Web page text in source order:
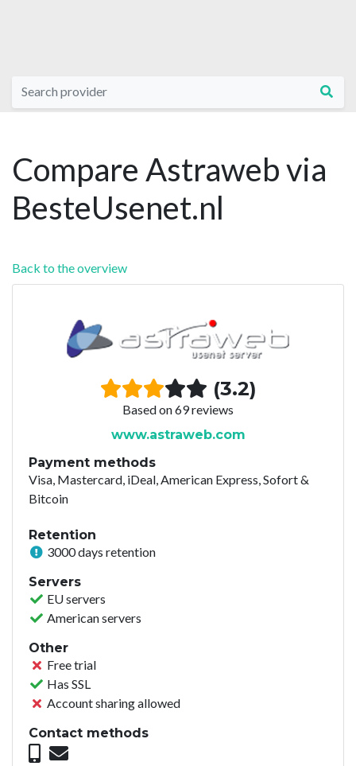
Compare Astraweb via
BesteUsenet.nl
Back to the overview
(3.2)
Based on 69 reviews
www.astraweb.com
Payment methods
Visa, Mastercard, iDeal, American Express, Sofort &
Bitcoin
Retention
3000 days retention
Servers
EU servers
American servers
Other
Free trial
Has SSL
Account sharing allowed
Contact methods